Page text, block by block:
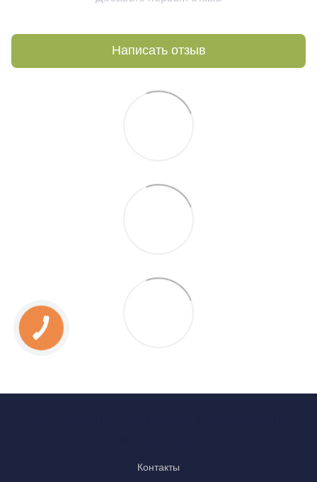
Написать отзыв
Контакты